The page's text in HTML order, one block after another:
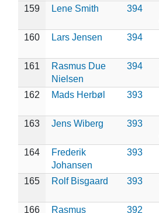
159
Lene Smith 394
160 Lars Jensen 394
161
Rasmus Due
Nielsen
394
162 Mads Herbøl 393
163 Jens Wiberg 393
164
Frederik
Johansen
393
165 Rolf Bisgaard 393
166
Rasmus
392